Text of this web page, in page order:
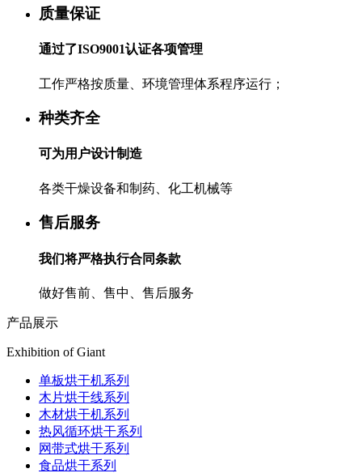
质量保证
通过了ISO9001认证各项管理
工作严格按质量、环境管理体系程序运行；
种类齐全
可为用户设计制造
各类干燥设备和制药、化工机械等
售后服务
我们将严格执行合同条款
做好售前、售中、售后服务
产品展示
Exhibition of Giant
单板烘干机系列
木片烘干线系列
木材烘干机系列
热风循环烘干系列
网带式烘干系列
食品烘干系列